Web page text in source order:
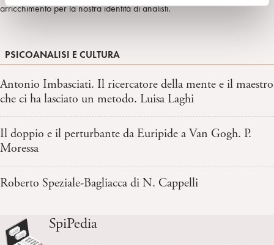
arricchimento per la nostra identità di analisti.
PSICOANALISI E CULTURA
Antonio Imbasciati. Il ricercatore della mente e il maestro
che ci ha lasciato un metodo. Luisa Laghi
Il doppio e il perturbante da Euripide a Van Gogh. P.
Moressa
Roberto Speziale-Bagliacca di N. Cappelli
SpiPedia